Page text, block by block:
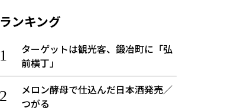
ランキング
ターゲットは観光客、鍛冶町に「弘
前横丁」
メロン酵母で仕込んだ日本酒発売／
つがる